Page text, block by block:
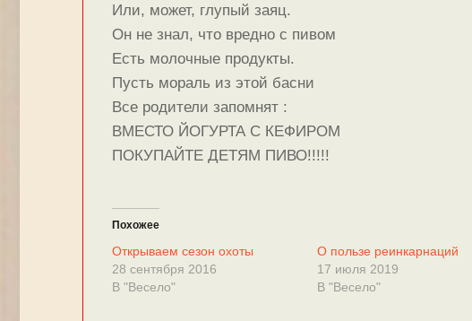
Или, может, глупый заяц.
Он не знал, что вредно с пивом
Есть молочные продукты.
Пусть мораль из этой басни
Все родители запомнят :
ВМЕСТО ЙОГУРТА С КЕФИРОМ
ПОКУПАЙТЕ ДЕТЯМ ПИВО!!!!!
Похожее
Открываем сезон охоты
28 сентября 2016
В "Весело"
О пользе реинкарнаций
17 июля 2019
В "Весело"